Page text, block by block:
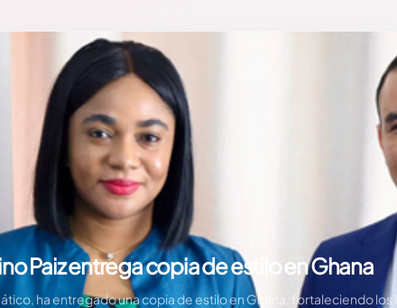
Paiz entrega copia de estilo en Ghana
ha entregado una copia de estilo en Ghana, fortaleciendo